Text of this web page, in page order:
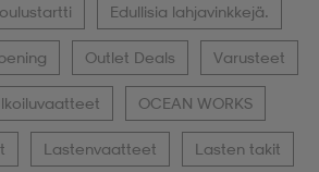
Edullisia lahjavinkkejä.
Outlet Deals Varusteet
OCEAN WORKS
Lastenvaatteet Lasten takit